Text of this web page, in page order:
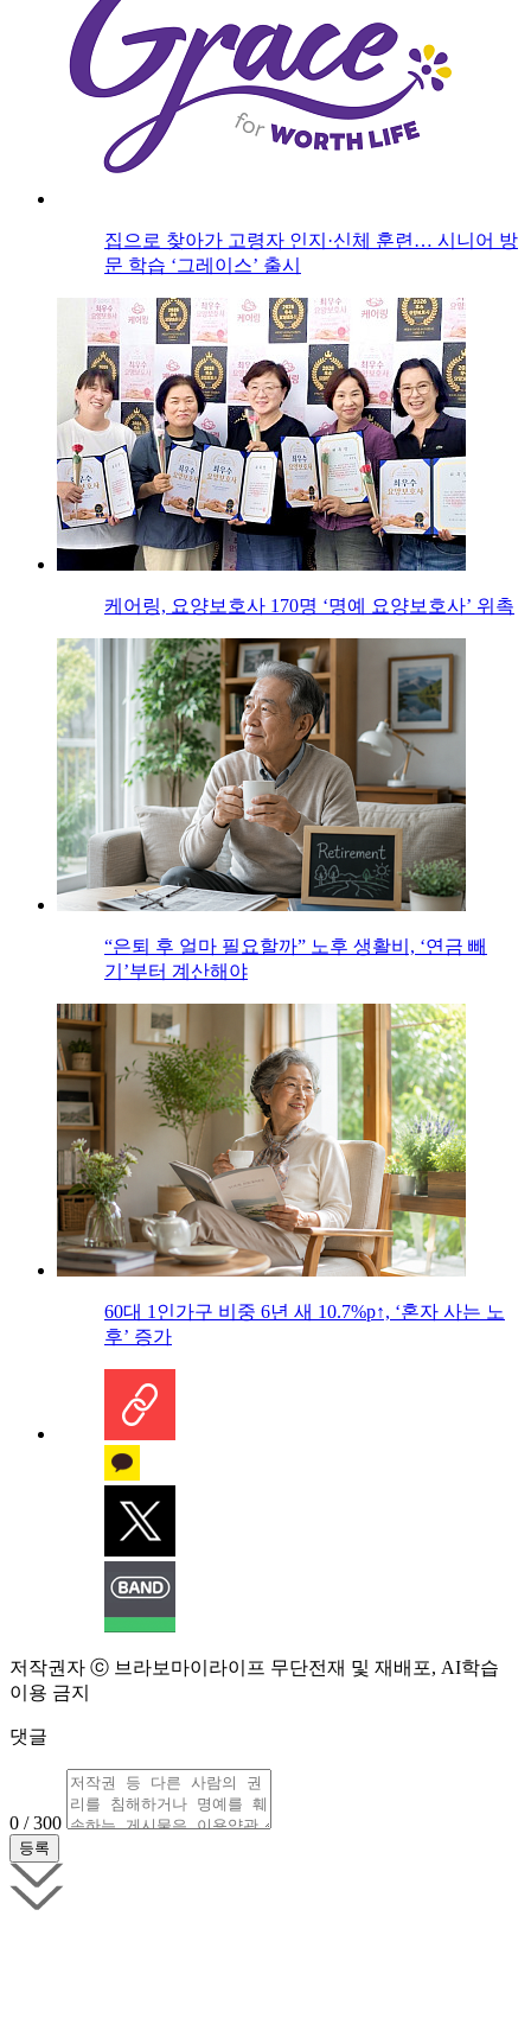
집으로 찾아가 고령자 인지·신체 훈련… 시니어 방
문 학습 ‘그레이스’ 출시
케어링, 요양보호사 170명 ‘명예 요양보호사’ 위촉
“은퇴 후 얼마 필요할까” 노후 생활비, ‘연금 빼
기’부터 계산해야
60대 1인가구 비중 6년 새 10.7%p↑, ‘혼자 사는 노
후’ 증가
저작권자 ⓒ 브라보마이라이프 무단전재 및 재배포, AI학습
이용 금지
댓글
0 / 300